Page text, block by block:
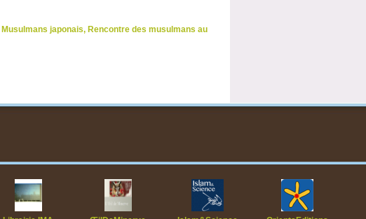
Musulmans japonais, Rencontre des musulmans au